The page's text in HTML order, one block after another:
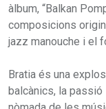
àlbum, “Balkan
composicions
jazz manouche i el
Bratia és una
balcànics, la passió